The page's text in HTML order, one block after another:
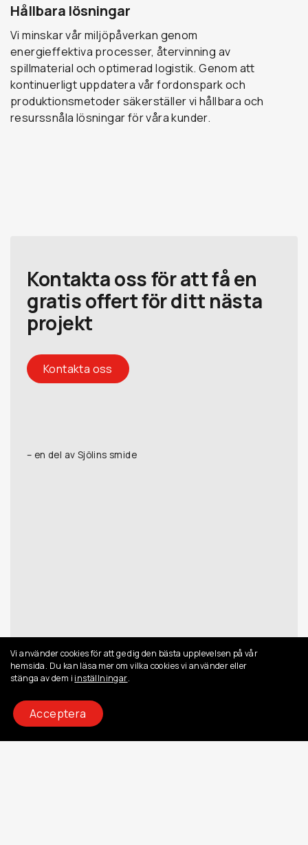
Hållbara lösningar
Vi minskar vår miljöpåverkan genom
energieffektiva processer, återvinning av
spillmaterial och optimerad logistik. Genom att
kontinuerligt uppdatera vår fordonspark och
produktionsmetoder säkerställer vi hållbara och
resurssnåla lösningar för våra kunder.
Kontakta oss för att få en
gratis offert för ditt nästa
projekt
Kontakta oss
– en del av Sjölins smide
Vi använder cookies för att ge dig den bästa upplevelsen på vår
hemsida. Du kan läsa mer om vilka cookies vi använder eller
stänga av dem i inställningar.
Acceptera